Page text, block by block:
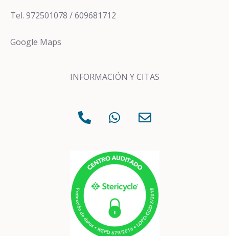
Tel. 972501078 / 609681712
Google Maps
INFORMACIÓN Y CITAS